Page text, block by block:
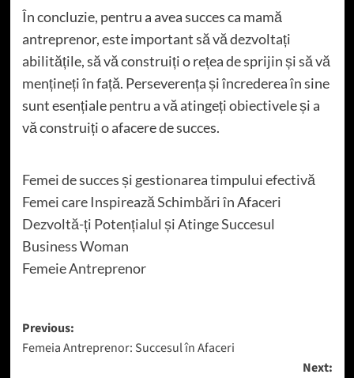
În concluzie, pentru a avea succes ca mamă
antreprenor, este important să vă dezvoltați
abilitățile, să vă construiți o rețea de sprijin și să vă
mențineți în față. Perseverența și încrederea în sine
sunt esențiale pentru a vă atingeți obiectivele și a
vă construiți o afacere de succes.
Femei de succes și gestionarea timpului efectivă
Femei care Inspirează Schimbări în Afaceri
Dezvoltă-ți Potențialul și Atinge Succesul
Business Woman
Femeie Antreprenor
Post
navigation
Previous:
Femeia Antreprenor: Succesul în Afaceri
Next: